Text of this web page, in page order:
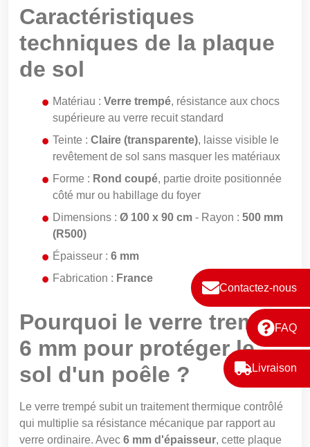
Contactez-nous
FAQ
Livraison
Caractéristiques
techniques de la plaque
de sol
Matériau : Verre trempé, résistance aux chocs
supérieure au verre recuit standard
Teinte : Claire (transparente), laisse visible le
revêtement de sol sans masquer les matériaux
Forme : Rond coupé, partie droite positionnée
côté mur ou habillage du foyer
Dimensions : Ø 100 x 90 cm - Rayon : 500 mm
(R500)
Épaisseur : 6 mm
Fabrication : France
Pourquoi le verre trempé
6 mm pour protéger le
sol d'un poêle ?
Le verre trempé subit un traitement thermique contrôlé
qui multiplie sa résistance mécanique par rapport au
verre ordinaire. Avec 6 mm d'épaisseur, cette plaque